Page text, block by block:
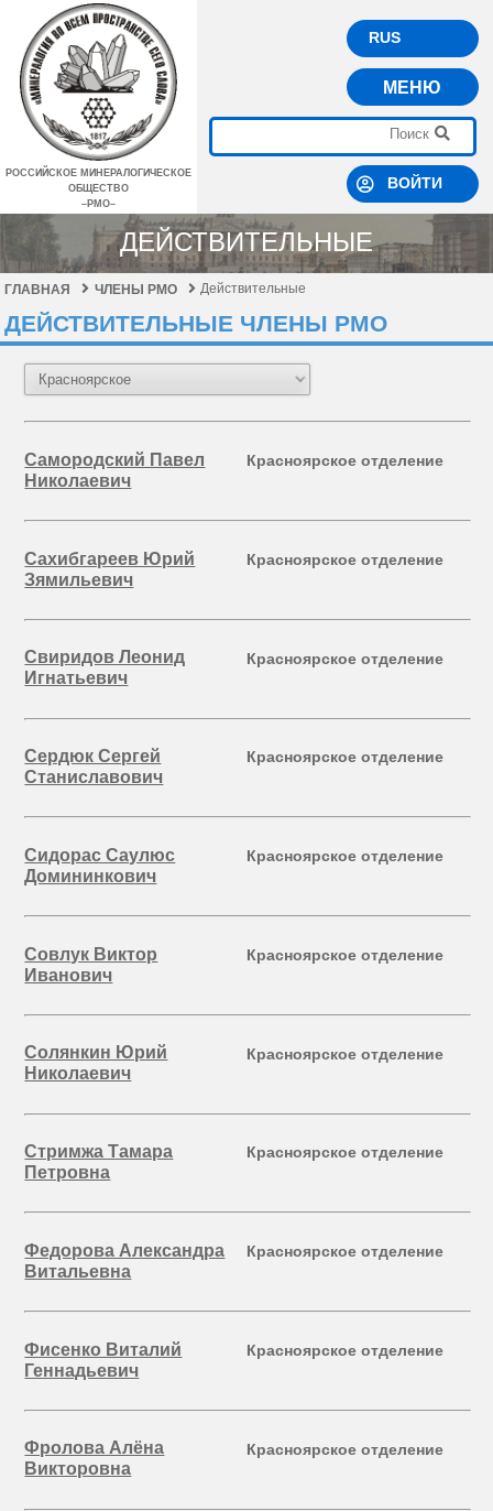
РОССИЙСКОЕ МИНЕРАЛОГИЧЕСКОЕ
ОБЩЕСТВО
–РМО–
RUS
МЕНЮ
ВОЙТИ
ДЕЙСТВИТЕЛЬНЫЕ
ГЛАВНАЯ ЧЛЕНЫ РМО Действительные
ДЕЙСТВИТЕЛЬНЫЕ ЧЛЕНЫ РМО
Самородский Павел
Николаевич
Красноярское отделение
Сахибгареев Юрий
Зямильевич
Красноярское отделение
Свиридов Леонид
Игнатьевич
Красноярское отделение
Сердюк Сергей
Станиславович
Красноярское отделение
Сидорас Саулюс
Домининкович
Красноярское отделение
Совлук Виктор
Иванович
Красноярское отделение
Солянкин Юрий
Николаевич
Красноярское отделение
Стримжа Тамара
Петровна
Красноярское отделение
Федорова Александра
Витальевна
Красноярское отделение
Фисенко Виталий
Геннадьевич
Красноярское отделение
Фролова Алёна
Викторовна
Красноярское отделение